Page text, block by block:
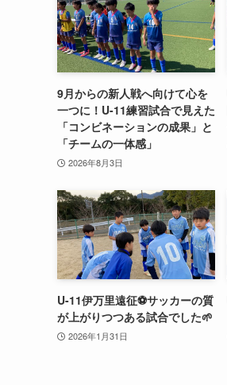
9月からの新人戦へ向けて心を
一つに！U-11練習試合で見えた
「コンビネーションの成果」と
「チームの一体感」
2026年8月3日
U-11伊万里遠征⚽️サッカーの質
が上がりつつある試合でした🌱
2026年1月31日